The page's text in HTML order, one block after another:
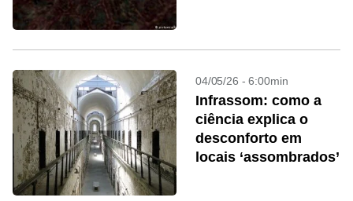
04/05/26 - 6:00min
Infrassom: como a
ciência explica o
desconforto em
locais ‘assombrados’